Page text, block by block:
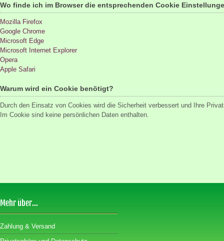
Wo finde ich im Browser die entsprechenden Cookie
Mozilla Firefox
Google Chrome
Microsoft Edge
Microsoft Internet Explorer
Opera
Apple Safari
Warum wird ein Cookie benötigt?
Durch den Einsatz von Cookies wird die Sicherheit verbessert und Ihre
Im Cookie sind keine persönlichen Daten enthalten.
Mehr über...
Zahlung & Versand